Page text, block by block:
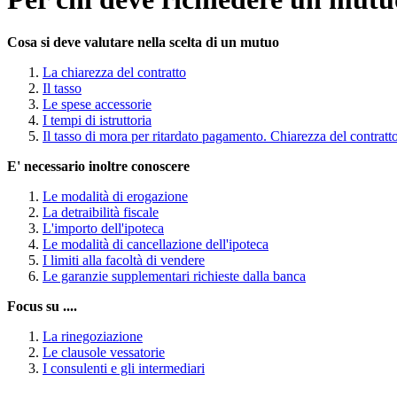
Cosa si deve valutare nella scelta di un mutuo
La chiarezza del contratto
Il tasso
Le spese accessorie
I tempi di istruttoria
Il tasso di mora per ritardato pagamento. Chiarezza del
E' necessario inoltre conoscere
Le modalità di erogazione
La detraibilità fiscale
L'importo dell'ipoteca
Le modalità di cancellazione dell'ipoteca
I limiti alla facoltà di vendere
Le garanzie supplementari richieste dalla banca
Focus su ....
La rinegoziazione
Le clausole vessatorie
I consulenti e gli intermediari